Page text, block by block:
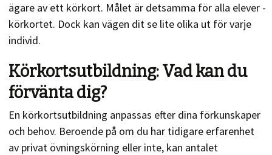
ägare av ett körkort. Målet är detsamma för alla elever -
körkortet. Dock kan vägen dit se lite olika ut för varje
individ.
Körkortsutbildning: Vad kan du
förvänta dig?
En körkortsutbildning anpassas efter dina förkunskaper
och behov. Beroende på om du har tidigare erfarenhet
av privat övningskörning eller inte, kan antalet